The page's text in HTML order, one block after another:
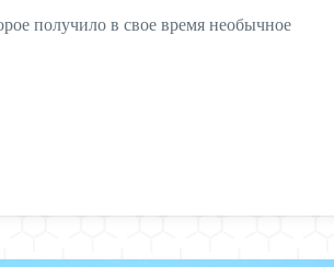
получило в свое время необычное